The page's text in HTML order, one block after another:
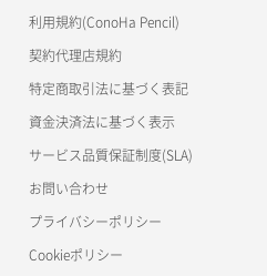
ポート一覧取得
ポート作成（ローカルネットワーク用）
ポート作成（追加IP用）
ポート削除
ポート詳細取得
リスナー更新
リスナー詳細取得
ロードバランサー一覧取得
ロードバランサー削除
ロードバランサー更新
ロードバランサー詳細取得
一時的Web公開
公開API(ConoHa VPS Ver.2.0)
利用規約(ConoHa Pencil)
契約代理店規約
特定商取引法に基づく表記
資金決済法に基づく表示
サービス品質保証制度(SLA)
お問い合わせ
プライバシーポリシー
Cookieポリシー